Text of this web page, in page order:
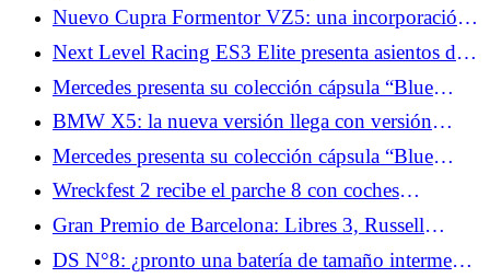
slightly. Going with "se enriquece" seems best!
</p>
de traspaso que sacude el paddock
Nuevo Cupra Formentor VZ5: una incorporación
que se mueve tanto como su motor
Next Level Racing ES3 Elite presenta asientos de
carreras en fibra de carbono y vidrio.
Mercedes presenta su colección cápsula “Blue
Wonder” con George Russell y Kimi Antonelli
BMW X5: la nueva versión llega con versión
eléctrica y una batería gigantesca
Mercedes presenta su colección cápsula “Blue
Wonder” con George Russell y Kimi Antonelli
Wreckfest 2 recibe el parche 8 con coches
estadounidenses y un nuevo sistema de progresión.
Gran Premio de Barcelona: Libres 3, Russell
encabeza la clasificación.
DS N°8: ¿pronto una batería de tamaño intermedio